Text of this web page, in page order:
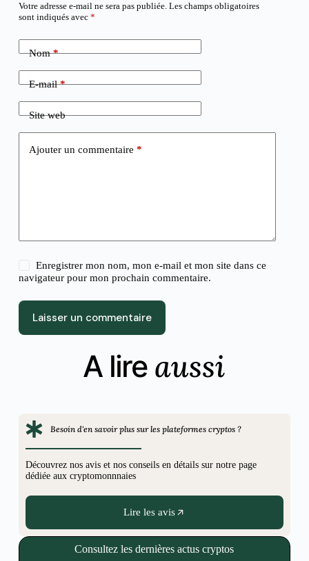
Votre adresse e-mail ne sera pas publiée. Les champs obligatoires
sont indiqués avec *
Nom*
E-mail*
Site web
Ajouter un commentaire *
Enregistrer mon nom, mon e-mail et mon site dans ce
navigateur pour mon prochain commentaire.
Laisser un commentaire
A lire aussi
Besoin d'en savoir plus sur les plateformes cryptos ?
Découvrez nos avis et nos conseils en détails sur notre page
dédiée aux cryptomonnnaies
Lire les avis
Consultez les dernières actus cryptos